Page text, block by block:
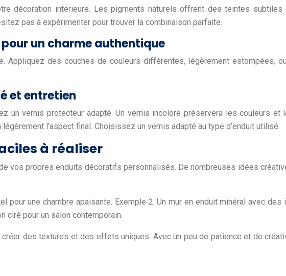
décoration intérieure. Les pigments naturels offrent des teintes
pas à expérimenter pour trouver la combinaison parfaite.
un charme authentique
Appliquez des couches de couleurs différentes, légèrement estompées,
et entretien
vernis protecteur adapté. Un vernis incolore préservera les couleurs et
l’aspect final. Choisissez un vernis adapté au type d’enduit utilisé.
à réaliser
vos propres enduits décoratifs personnalisés. De nombreuses idées
pour une chambre apaisante. Exemple 2: Un mur en enduit minéral avec
ciré pour un salon contemporain.
des textures et des effets uniques. Avec un peu de patience et de